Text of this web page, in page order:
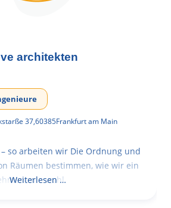
architekten
37,60385Frankfurt am Main
so arbeiten wir Die Ordnung und
Räumen bestimmen, wie wir ein
wie wohl
Weiterlesen …